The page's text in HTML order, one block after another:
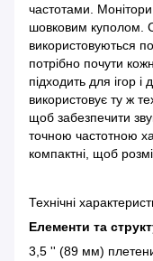
частотами.
шовковим куполом.
використовуються
потрібно почути
підходить для ігор
використовує ту ж
щоб забезпечити
точною частотною
компактні, щоб
Технічні
Елементи та
3,5 '' (89 мм)